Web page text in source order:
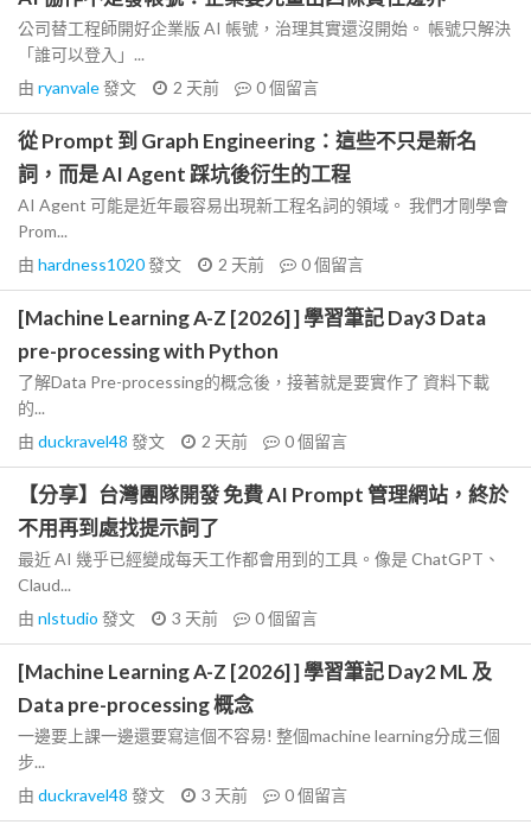
公司替工程師開好企業版 AI 帳號，治理其實還沒開始。 帳號只解決
「誰可以登入」...
由 ryanvale發文 2 天前 0個留言
從 Prompt 到 Graph Engineering：這些不只是新名
詞，而是 AI Agent 踩坑後衍生的工程
AI Agent 可能是近年最容易出現新工程名詞的領域。 我們才剛學會
Prom...
由 hardness1020發文 2 天前 0個留言
[Machine Learning A-Z [2026] ] 學習筆記 Day3 Data
pre-processing with Python
了解Data Pre-processing的概念後，接著就是要實作了 資料下載
的...
由 duckravel48 發文 2 天前 0個留言
【分享】台灣團隊開發 免費 AI Prompt 管理網站，終於
不用再到處找提示詞了
最近 AI 幾乎已經變成每天工作都會用到的工具。像是 ChatGPT、
Claud...
由 nlstudio 發文 3 天前 0個留言
[Machine Learning A-Z [2026] ] 學習筆記 Day2 ML 及
Data pre-processing 概念
一邊要上課一邊還要寫這個不容易! 整個machine learning分成三個
步...
由 duckravel48 發文 3 天前 0個留言